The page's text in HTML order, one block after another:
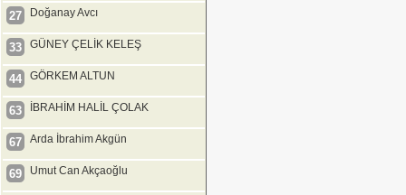
27 Doğanay Avcı
33 GÜNEY ÇELİK KELEŞ
44 GÖRKEM ALTUN
63 İBRAHİM HALİL ÇOLAK
67 Arda İbrahim Akgün
69 Umut Can Akçaoğlu